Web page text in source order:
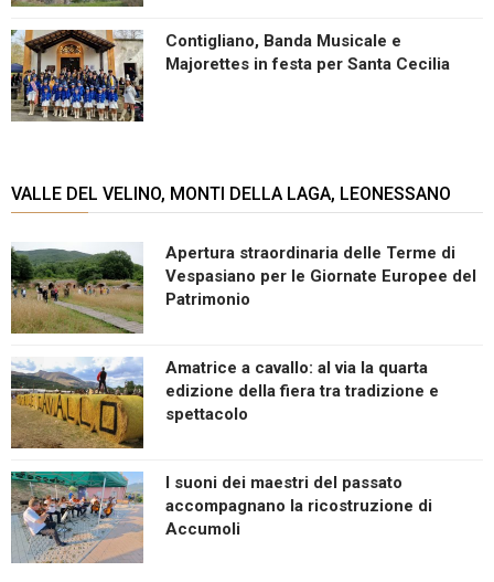
Contigliano, Banda Musicale e
Majorettes in festa per Santa Cecilia
VALLE DEL VELINO, MONTI DELLA LAGA, LEONESSANO
Apertura straordinaria delle Terme di
Vespasiano per le Giornate Europee del
Patrimonio
Amatrice a cavallo: al via la quarta
edizione della fiera tra tradizione e
spettacolo
I suoni dei maestri del passato
accompagnano la ricostruzione di
Accumoli